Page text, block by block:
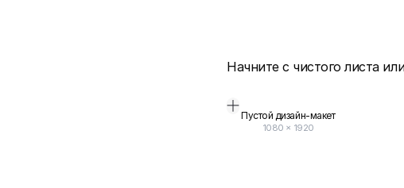
Начните с чистого листа
Пустой дизайн-макет
1080 × 1920